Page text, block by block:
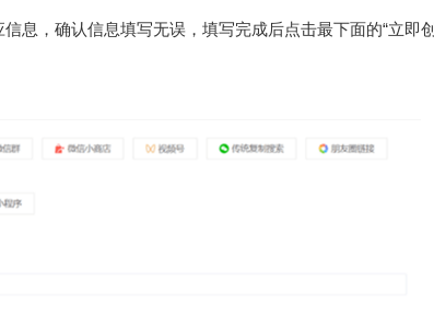
息，确认信息填写无误，填写完成后点击最下面的“立即创